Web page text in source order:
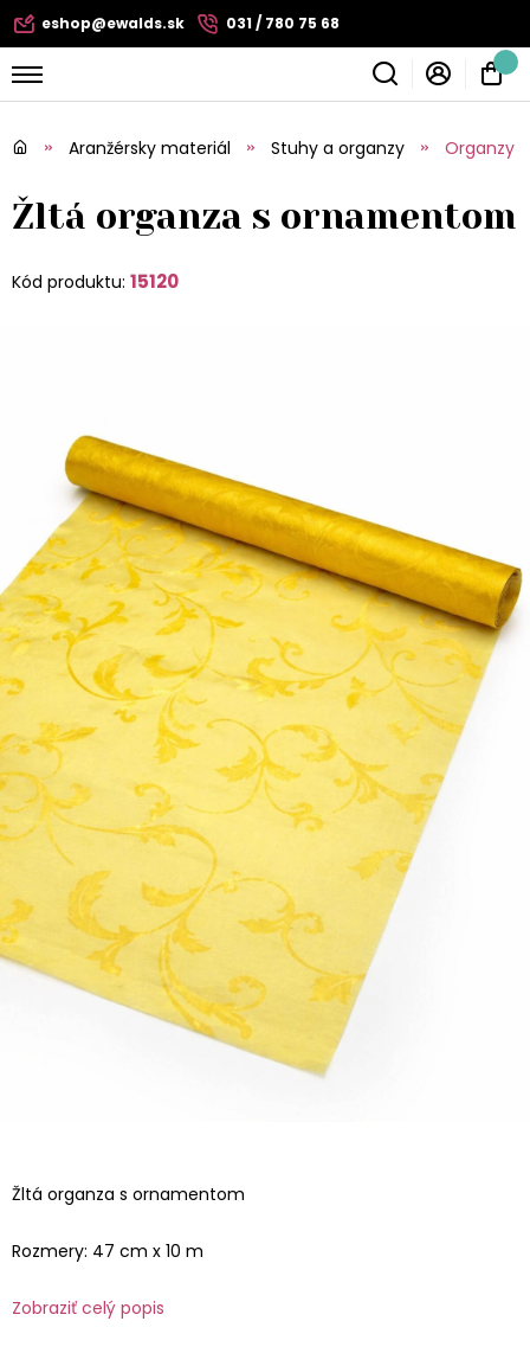
eshop@ewalds.sk 031 / 780 75 68
Aranžérsky materiál Stuhy a organzy Organzy
Žltá organza s ornamentom
Kód produktu: 15120
Žltá organza s ornamentom
Rozmery: 47 cm x 10 m
Zobraziť celý popis